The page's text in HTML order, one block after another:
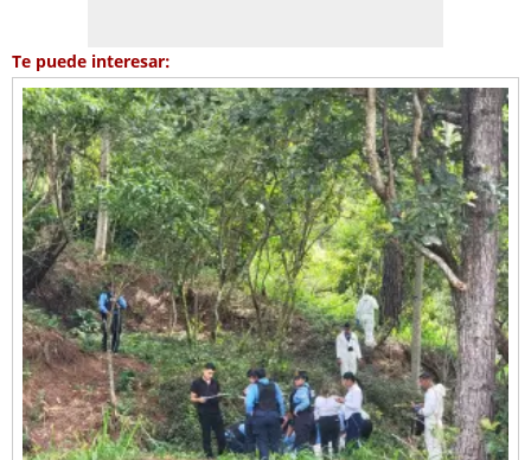
Te puede interesar: